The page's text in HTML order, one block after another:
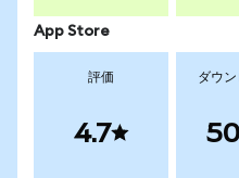
App Store
評価
4.7
ダウ